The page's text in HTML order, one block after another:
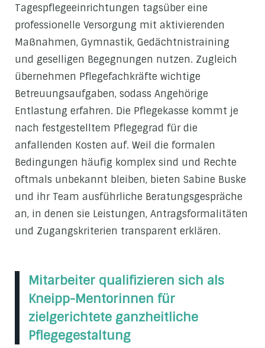
Tagespflegeeinrichtungen tagsüber eine
professionelle Versorgung mit aktivierenden
Maßnahmen, Gymnastik, Gedächtnistraining
und geselligen Begegnungen nutzen. Zugleich
übernehmen Pflegefachkräfte wichtige
Betreuungsaufgaben, sodass Angehörige
Entlastung erfahren. Die Pflegekasse kommt je
nach festgestelltem Pflegegrad für die
anfallenden Kosten auf. Weil die formalen
Bedingungen häufig komplex sind und Rechte
oftmals unbekannt bleiben, bieten Sabine Buske
und ihr Team ausführliche Beratungsgespräche
an, in denen sie Leistungen, Antragsformalitäten
und Zugangskriterien transparent erklären.
Mitarbeiter qualifizieren sich als
Kneipp-Mentorinnen für
zielgerichtete ganzheitliche
Pflegegestaltung